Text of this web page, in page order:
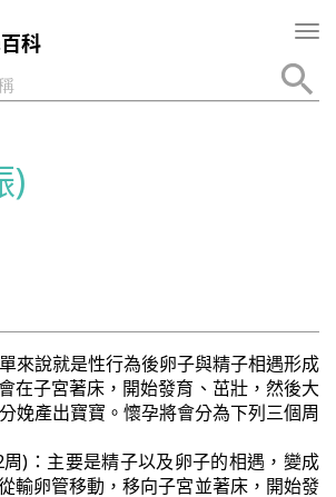
科
)
來說就是性行為後卵子與精子相遇形成
在子宮著床，開始發育、茁壯，然後大
娩產出寶寶。懷孕將會分為下列三個周
)：主要是精子以及卵子的相遇，變成
輸卵管移動，移向子宮並著床，開始發